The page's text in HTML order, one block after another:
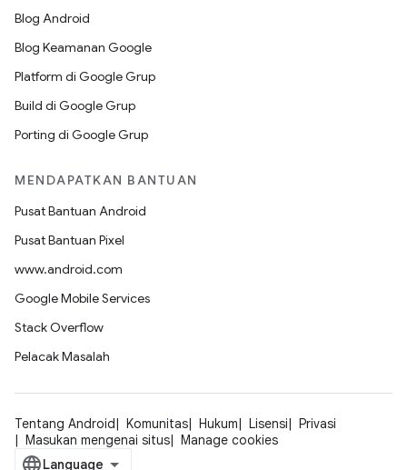
Blog Android
Blog Keamanan Google
Platform di Google Grup
Build di Google Grup
Porting di Google Grup
MENDAPATKAN BANTUAN
Pusat Bantuan Android
Pusat Bantuan Pixel
www.android.com
Google Mobile Services
Stack Overflow
Pelacak Masalah
Tentang Android Komunitas Hukum Lisensi
Privasi
Masukan mengenai situs
Manage cookies